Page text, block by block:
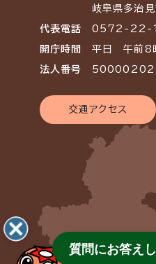
岐阜県多治
代表電話 0572-22-
開庁時間 平日 午前8
法人番号
交通アクセス
質問にお答え